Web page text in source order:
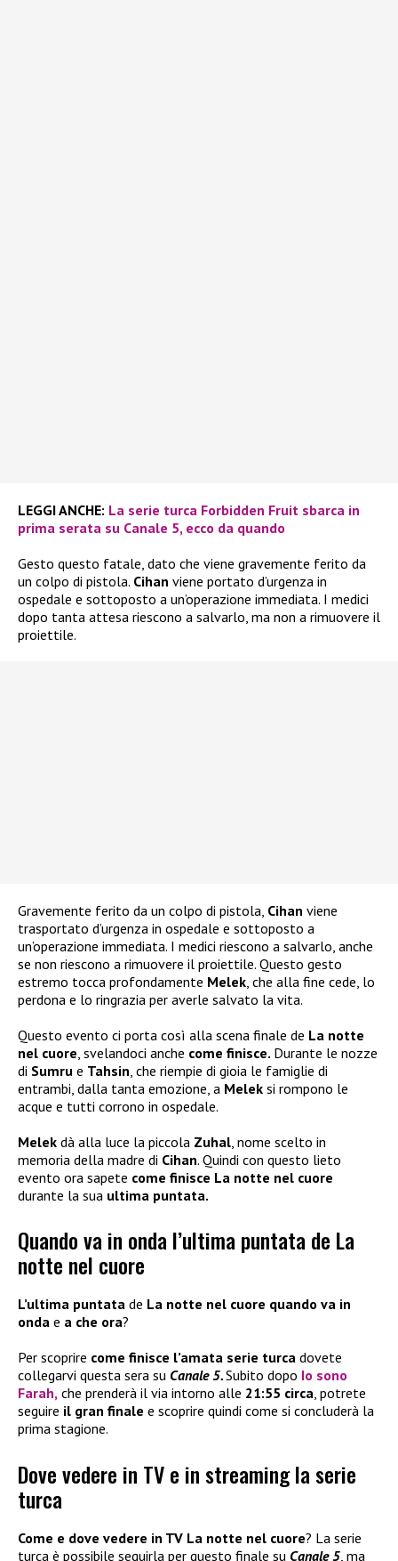
LEGGI ANCHE: La serie turca Forbidden Fruit sbarca in
prima serata su Canale 5, ecco da quando
Gesto questo fatale, dato che viene gravemente ferito da
un colpo di pistola. Cihan viene portato d’urgenza in
ospedale e sottoposto a un’operazione immediata. I medici
dopo tanta attesa riescono a salvarlo, ma non a rimuovere il
proiettile.
Gravemente ferito da un colpo di pistola, Cihan viene
trasportato d’urgenza in ospedale e sottoposto a
un’operazione immediata. I medici riescono a salvarlo, anche
se non riescono a rimuovere il proiettile. Questo gesto
estremo tocca profondamente Melek, che alla fine cede, lo
perdona e lo ringrazia per averle salvato la vita.
Questo evento ci porta così alla scena finale de La notte
nel cuore, svelandoci anche come finisce. Durante le nozze
di Sumru e Tahsin, che riempie di gioia le famiglie di
entrambi, dalla tanta emozione, a Melek si rompono le
acque e tutti corrono in ospedale.
Melek dà alla luce la piccola Zuhal, nome scelto in
memoria della madre di Cihan. Quindi con questo lieto
evento ora sapete come finisce La notte nel cuore
durante la sua ultima puntata.
Quando va in onda l’ultima puntata de La
notte nel cuore
L’ultima puntata de La notte nel cuore quando va in
onda e a che ora?
Per scoprire come finisce l’amata serie turca dovete
collegarvi questa sera su Canale 5.Subito dopo Io sono
Farah, che prenderà il via intorno alle 21:55 circa, potrete
seguire il gran finale e scoprire quindi come si concluderà la
prima stagione.
Dove vedere in TV e in streaming la serie
turca
Come e dove vedere in TV La notte nel cuore? La serie
turca è possibile seguirla per questo finale su Canale 5 , ma